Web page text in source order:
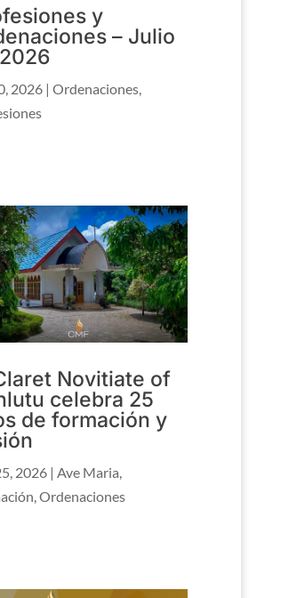
y
– Julio
2026 |Ordenaciones,
Novitiate of
celebra 25
de formación y
2026 | Ave Maria
,Ordenaciones